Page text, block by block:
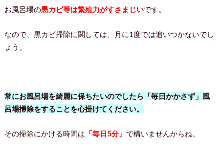
お風呂場の黒カビ等は繁殖力がすさまじいです。
なので、黒カビ掃除に関しては、月に1度では追いつかないでし
ょう。
常にお風呂場を綺麗に保ちたいのでしたら「毎日かかさず」風
呂場掃除をすることを心掛けてください。
その掃除にかける時間は 「毎日5分」 で構いませんからね。